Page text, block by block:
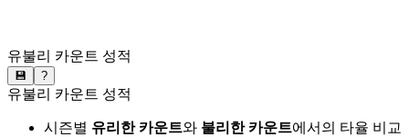
유불리 카운트 성적
💾 ?
유불리 카운트 성적
시즌별 유리한 카운트와 불리한 카운트에서의 타율 비교